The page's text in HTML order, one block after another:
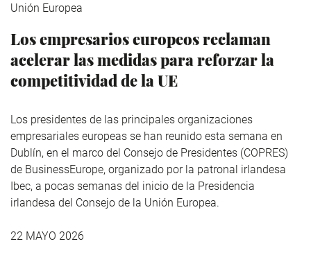
Unión Europea
Los empresarios europeos reclaman
acelerar las medidas para reforzar la
competitividad de la UE
Los presidentes de las principales organizaciones
empresariales europeas se han reunido esta semana en
Dublín, en el marco del Consejo de Presidentes (COPRES)
de BusinessEurope, organizado por la patronal irlandesa
Ibec, a pocas semanas del inicio de la Presidencia
irlandesa del Consejo de la Unión Europea.
22 MAYO 2026